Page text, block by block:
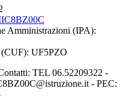
Amministrazioni (IPA):
(CUF): UF5PZO
TEL 06.52209322 -
- PEC: